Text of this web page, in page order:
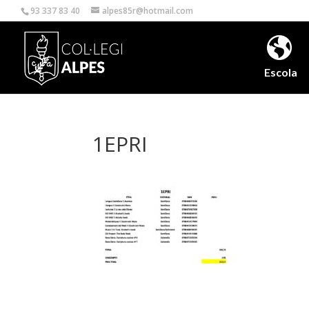
93 337 83 40 alpes85r@hotmail.com
Escola
1EPRI